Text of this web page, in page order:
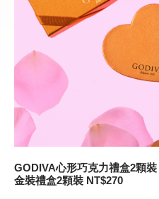
GODIVA心形巧克力禮盒2顆裝
金裝禮盒2顆裝 NT$270